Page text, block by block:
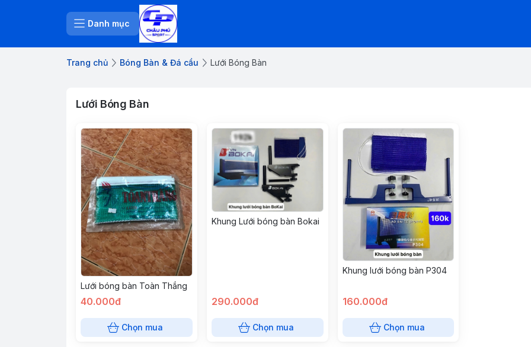
Danh mục
Trang chủ Bóng Bàn & Đá cầu Lưới Bóng Bàn
Lưới Bóng Bàn
Lưới bóng bàn Toàn Thắng
40.000đ
Chọn mua
Khung Lưới bóng bàn Bokai
290.000đ
Chọn mua
Khung lưới bóng bàn P304
160.000đ
Chọn mua